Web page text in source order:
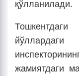
қўлланилади.
жамиятдаги